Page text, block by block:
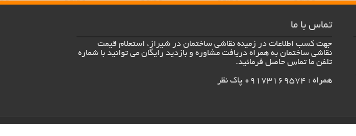
تماس با ما
جهت کسب اطلاعات در زمینه نقاشی ساختمان در شیراز، استعلام قیمت
نقاشی ساختمان به همراه دریافت مشاوره و بازدید رایگان می توانید با شماره
تلفن ما تماس حاصل فرمائید.
همراه : 09173169574 پاک نظر